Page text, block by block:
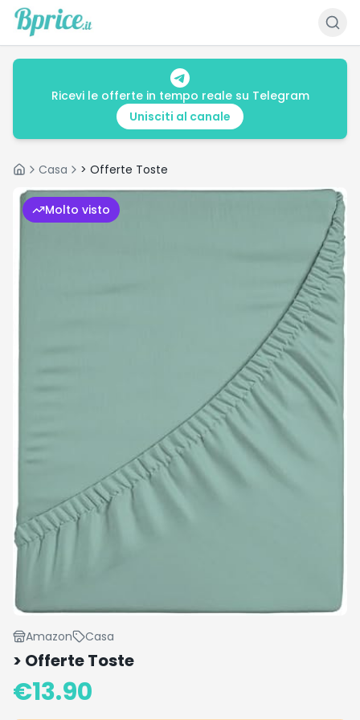
Ricevi le offerte in tempo reale su Telegram
Unisciti al canale
HomeCasa > Offerte Toste
Molto visto
Amazon Casa
> Offerte Toste
€13.90